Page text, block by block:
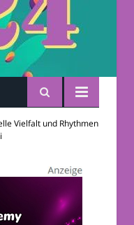
24
Vielfalt und Rhythmen